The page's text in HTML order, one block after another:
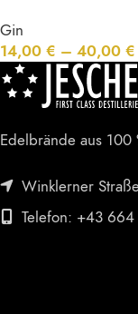
Gin
14,00 € – 40,00 €
Edelbrände aus 100
Winklerner
Telefon: +43